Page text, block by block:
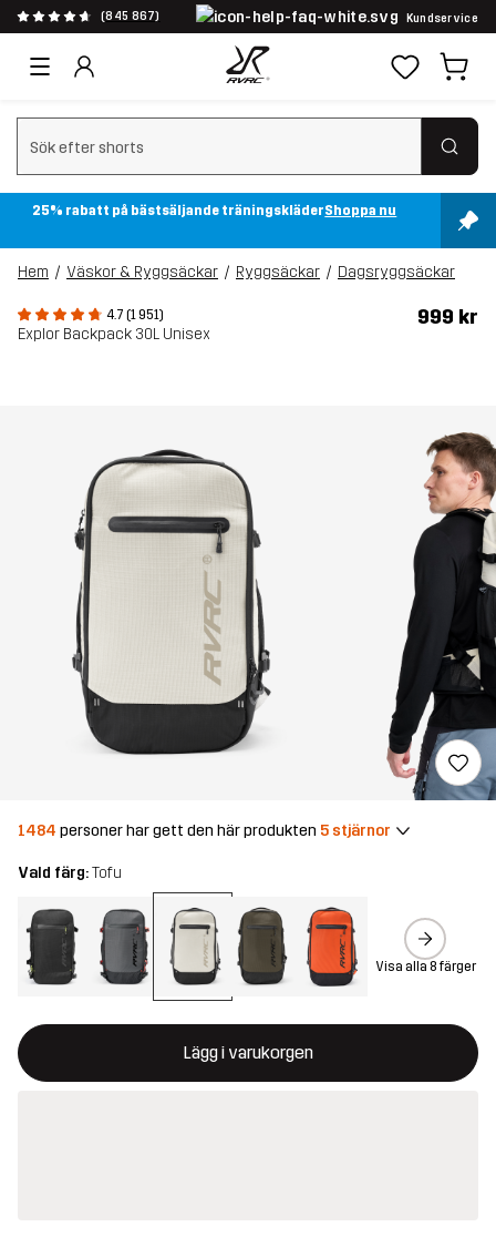
(845 867) Kundservice
Rensa sök
25% rabatt på bästsäljande träningskläderShoppa nu
Hem Väskor & Ryggsäckar Ryggsäckar Dagsryggsäckar
4.7 (1 951)
Explor Backpack 30L Unisex
999 kr
1484 personer har gett den här produkten 5 stjärnor
Vald färg:Tofu
Visa alla 8 färger
Lägg i varukorgen
Denna knapp kommer att öppna en modal som bekräftar en ny
{{size}} inte tillgänglig